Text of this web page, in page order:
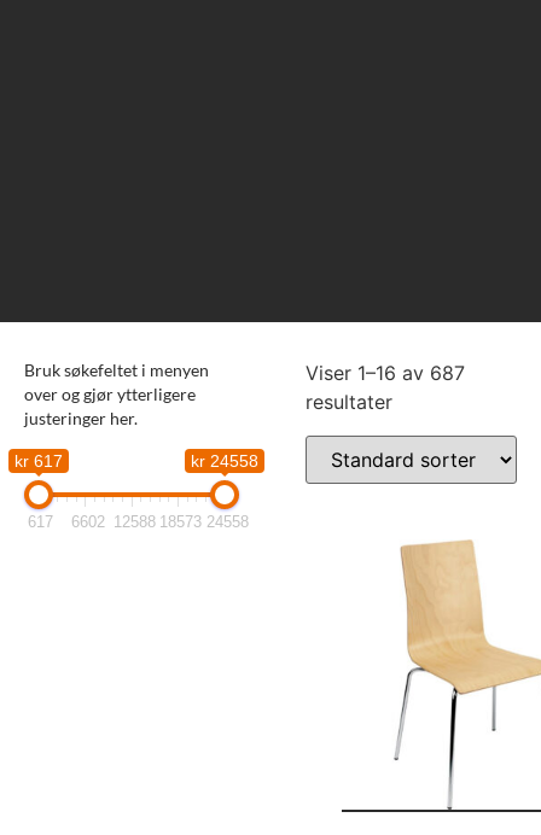
Bruk søkefeltet i menyen
over og gjør ytterligere
justeringer her.
kr 617 kr 24558
617 6602 12588 18573 24558
Viser 1–16 av 687
resultater